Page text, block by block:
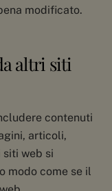
modificato.
altri siti
contenuti
articoli,
web si
modo come se il